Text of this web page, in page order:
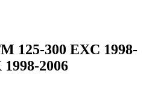
125-300 EXC 1998-
1998-2006